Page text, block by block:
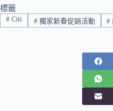
標籤
#Citi #獨家新春促銷活動 #